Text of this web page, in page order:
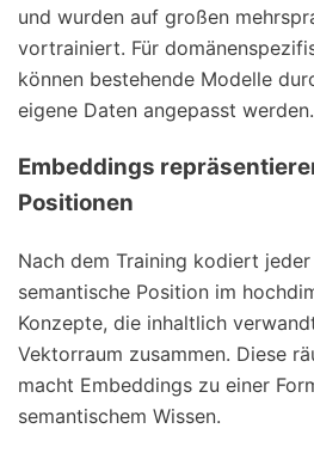
und wurden auf großen
vortrainiert. Für
können bestehende Modelle
eigene Daten angepasst werden.
Embeddings
Positionen
Nach dem Training kodiert
semantische Position im
Konzepte, die inhaltlich
Vektorraum zusammen. Diese
macht Embeddings zu einer
semantischem Wissen.